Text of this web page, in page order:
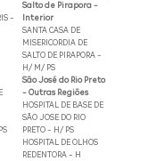
-
Salto de Pirapora -
Interior
SANTA CASA DE
MISERICORDIA DE
SALTO DE PIRAPORA -
H/ M/ PS
São José do Rio Preto
- Outras Regiões
HOSPITAL DE BASE DE
SÃO JOSE DO RIO
PRETO - H/ PS
HOSPITAL DE OLHOS
REDENTORA - H